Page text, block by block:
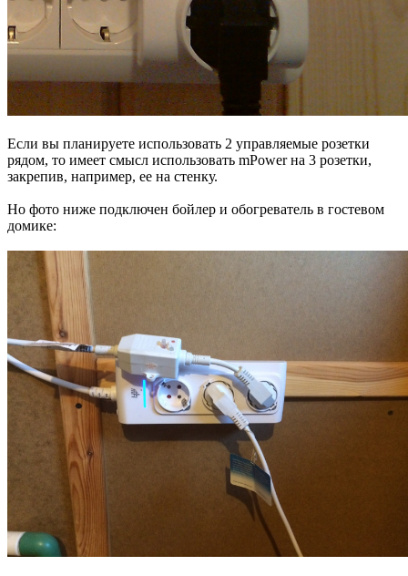
Если вы планируете использовать 2 управляемые розетки
рядом, то имеет смысл использовать mPower на 3 розетки,
закрепив, например, ее на стенку.
Но фото ниже подключен бойлер и обогреватель в гостевом
домике: